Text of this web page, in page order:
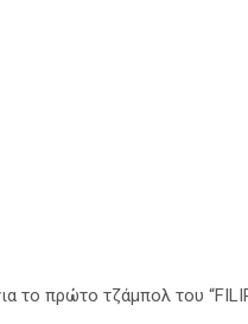
το πρώτο τζάμπολ του